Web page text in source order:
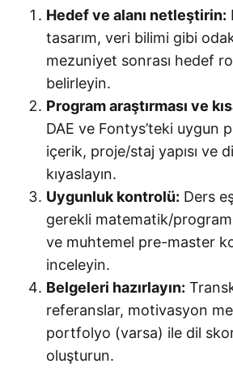
Hedef ve alanı netleştirin:
tasarım, veri bilimi gibi odak
mezuniyet sonrası hedef
belirleyin.
Program araştırması ve
DAE ve Fontys’teki uygun
içerik, proje/staj yapısı ve
kıyaslayın.
Uygunluk kontrolü: Ders
gerekli matematik/
ve muhtemel pre-master
inceleyin.
Belgeleri hazırlayın:
referanslar, motivasyon
portfolyo (varsa) ile dil
oluşturun.